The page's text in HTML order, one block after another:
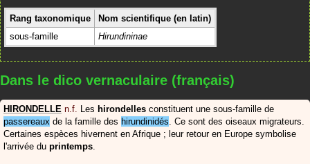
Rang taxonomique
Nom scientifique (en latin)
sous-famille
Hirundininae
Dans le dico vernaculaire (français)
HIRONDELLE n.f. Les hirondelles constituent une sous-famille de
passereaux de la famille des hirundinidés. Ce sont des oiseaux migrateurs.
Certaines espèces hivernent en Afrique ; leur retour en Europe symbolise
l'arrivée du printemps.